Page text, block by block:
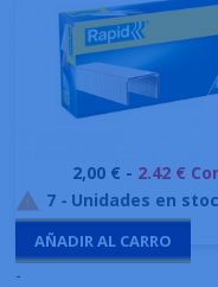
Precio
2,00 € - 2.42 €
 7 - Unidades en
AÑADIR AL CARRO
-